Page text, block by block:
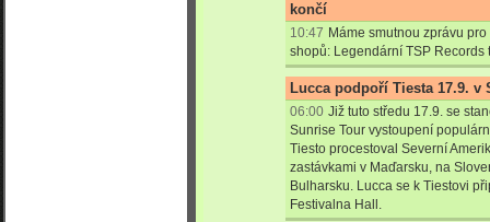
končí
10:47 Máme smutnou zprávu
shopů: Legendární TSP Records
Lucca podpoří Tiesta 17.9. v
06:00 Již tuto středu 17.9. se
Sunrise Tour vystoupení
Tiesto procestoval Severní
zastávkami v Maďarsku, na
Bulharsku. Lucca se k Tiestovi
Festivalna Hall.